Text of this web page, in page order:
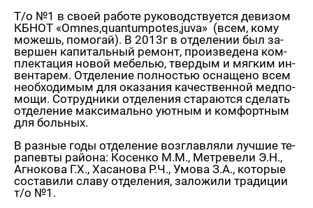
Т/о №1 в своей ра­бо­те ру­ко­вод­ству­ет­ся де­ви­зом
КБНОТ «Оmnes,quantumpotes,juva» (всем, кому
мо­жешь, по­мо­гай). В 2013г в от­де­ле­нии был за­
вер­шен ка­пи­таль­ный ре­монт, про­из­ве­де­на ком­
плек­та­ция новой ме­бе­лью, твер­дым и мяг­ким ин­
вен­та­рем. От­де­ле­ние пол­но­стью осна­ще­но всем
необ­хо­ди­мым для ока­за­ния ка­че­ствен­ной мед­по­
мо­щи. Со­труд­ни­ки от­де­ле­ния ста­ра­ют­ся сде­лать
от­де­ле­ние мак­си­маль­но уют­ным и ком­форт­ным
для боль­ных.
В раз­ные годы от­де­ле­ние воз­глав­ля­ли луч­шие те­
ра­пев­ты рай­о­на: Ко­сен­ко М.М., Мет­ре­ве­ли Э.Н.,
Аг­но­ко­ва Г.Х., Ха­са­но­ва Р.Ч., Умова З.А., ко­то­рые
со­ста­ви­ли славу от­де­ле­ния, за­ло­жи­ли тра­ди­ции
т/о №1.